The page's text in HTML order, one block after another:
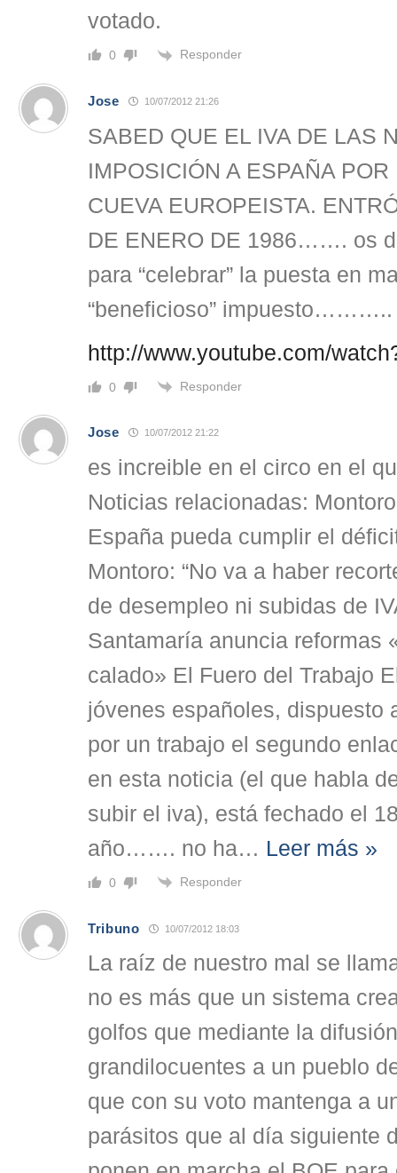
votado.
0 Responder
Jose 10/07/2012 21:26
SABED QUE EL IVA DE LAS
IMPOSICIÓN A ESPAÑA
CUEVA EUROPEISTA.
DE ENERO DE 1986……. os
para “celebrar” la puesta en
“beneficioso” impuesto………..
http://www.youtube.com/
0 Responder
Jose 10/07/2012 21:22
es increible en el circo en el
Noticias relacionadas:
España pueda cumplir el
Montoro: “No va a haber
de desempleo ni subidas de
Santamaría anuncia reformas
calado» El Fuero del Trabajo
jóvenes españoles, dispuesto
por un trabajo el segundo
en esta noticia (el que habla
subir el iva), está fechado el
año……. no ha… Leer más »
0 Responder
Tribuno 10/07/2012 18:03
La raíz de nuestro mal se
no es más que un sistema
golfos que mediante la
grandilocuentes a un pueblo
que con su voto mantenga a
parásitos que al día siguiente